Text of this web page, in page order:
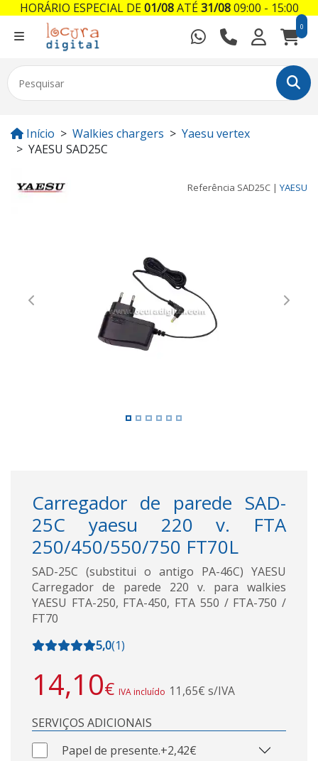
0
Início Walkies chargers
Yaesu vertex
YAESU SAD25C
Referência SAD25C | YAESU
Previous Next
Carregador de parede SAD-
25C yaesu 220 v. FTA
250/450/550/750 FT70L
SAD-25C (substitui o antigo PA-46C) YAESU
Carregador de parede 220 v. para walkies
YAESU FTA-250, FTA-450, FTA 550 / FTA-750 /
FT70
5,0(1)
14,10€ IVA incluído 11,65€ s/IVA
SERVIÇOS ADICIONAIS
Papel de presente.+2,42€
HORÁRIO ESPECIAL DE01/08ATÉ31/0809:00 - 15:00